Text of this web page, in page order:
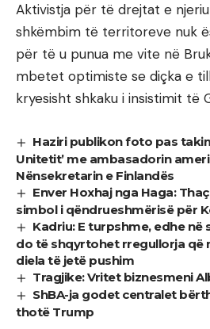
Aktivistja për të drejtat e
shkëmbim të territoreve nuk
për të u punua me vite në
mbetet optimiste se diçka e
kryesisht shkaku i insistimit të
Haziri publikon foto pas
Unitetit’ me ambasadorin
Nënsekretarin e Finlandës
Enver Hoxhaj nga Haga:
simbol i qëndrueshmërisë për
Kadriu: E turpshme, edhe në
do të shqyrtohet rregullorja që
diela të jetë pushim
Tragjike: Vritet biznesmeni
ShBA-ja godet centralet
thotë Trump